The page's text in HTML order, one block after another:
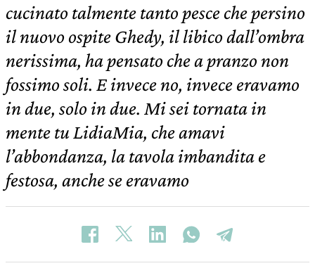
cucinato talmente tanto pesce che persino
il nuovo ospite Ghedy, il libico dall’ombra
nerissima, ha pensato che a pranzo non
fossimo soli. E invece no, invece eravamo
in due, solo in due. Mi sei tornata in
mente tu LidiaMia, che amavi
l’abbondanza, la tavola imbandita e
festosa, anche se eravamo